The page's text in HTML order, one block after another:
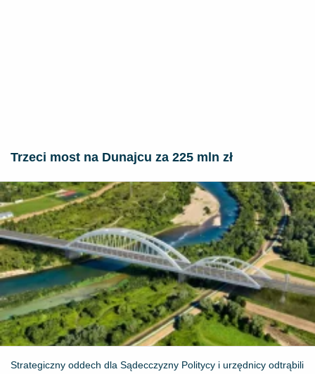
Trzeci most na Dunajcu za 225 mln zł
Strategiczny oddech dla Sądecczyzny Politycy i urzędnicy odtrąbili